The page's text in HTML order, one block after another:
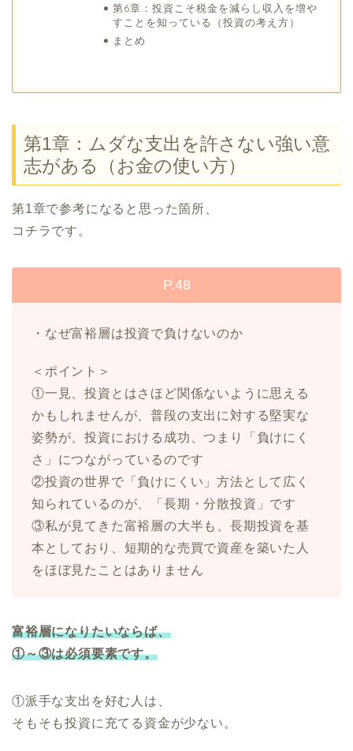
第6章：投資こそ税金を減らし収入を増や
すことを知っている（投資の考え方）
まとめ
第1章：ムダな支出を許さない強い意
志がある（お金の使い方）
第1章で参考になると思った箇所、
コチラです。
P.48
・なぜ富裕層は投資で負けないのか
＜ポイント＞
①一見、投資とはさほど関係ないように思える
かもしれませんが、普段の支出に対する堅実な
姿勢が、投資における成功、つまり「負けにく
さ」につながっているのです
②投資の世界で「負けにくい」方法として広く
知られているのが、「長期・分散投資」です
③私が見てきた富裕層の大半も、長期投資を基
本としており、短期的な売買で資産を築いた人
をほぼ見たことはありません
富裕層になりたいならば、
①～③は必須要素です。
①派手な支出を好む人は、
そもそも投資に充てる資金が少ない。